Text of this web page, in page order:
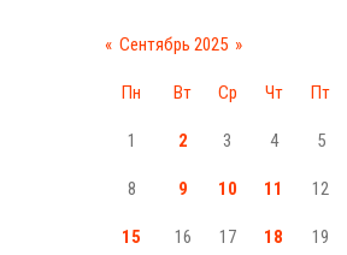
« Сентябрь 2025 »
Пн Вт Ср Чт Пт
1 2 3 4 5
8 9 10 11 12
15 16 17 18 19